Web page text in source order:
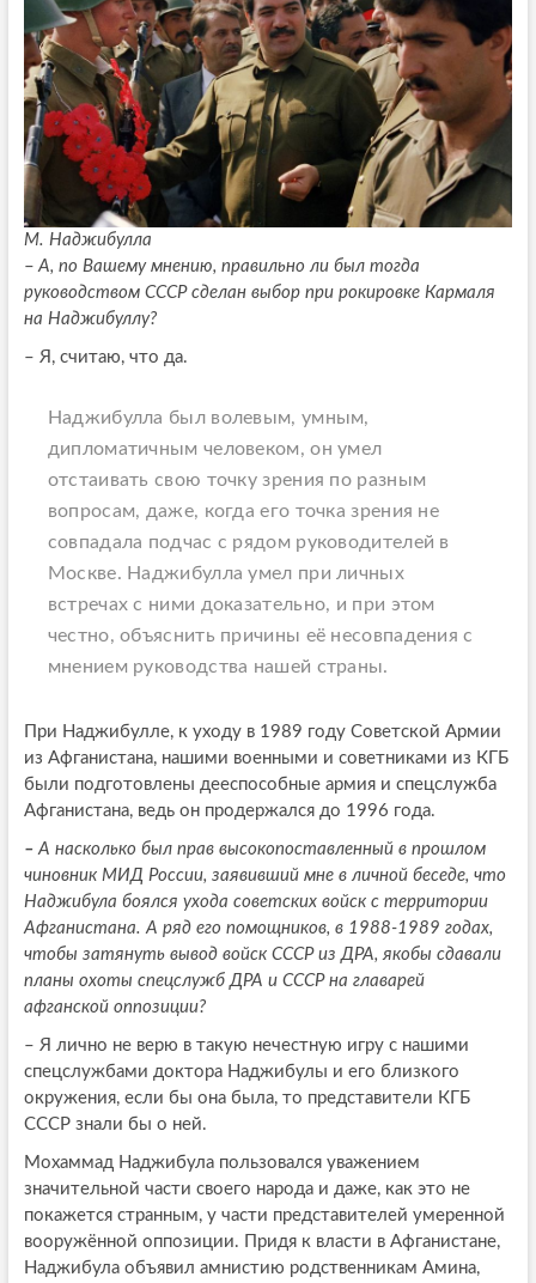
М. Наджибулла
– А, по Вашему мнению, правильно ли был тогда
руководством СССР сделан выбор при рокировке Кармаля
на Наджибуллу?
– Я, считаю, что да.
Наджибулла был волевым, умным,
дипломатичным человеком, он умел
отстаивать свою точку зрения по разным
вопросам, даже, когда его точка зрения не
совпадала подчас с рядом руководителей в
Москве. Наджибулла умел при личных
встречах с ними доказательно, и при этом
честно, объяснить причины её несовпадения с
мнением руководства нашей страны.
При Наджибулле, к уходу в 1989 году Советской Армии
из Афганистана, нашими военными и советниками из КГБ
были подготовлены дееспособные армия и спецслужба
Афганистана, ведь он продержался до 1996 года.
– А насколько был прав высокопоставленный в прошлом
чиновник МИД России, заявивший мне в личной беседе, что
Наджибула боялся ухода советских войск с территории
Афганистана. А ряд его помощников, в 1988-1989 годах,
чтобы затянуть вывод войск СССР из ДРА, якобы сдавали
планы охоты спецслужб ДРА и СССР на главарей
афганской оппозиции?
– Я лично не верю в такую нечестную игру с нашими
спецслужбами доктора Наджибулы и его близкого
окружения, если бы она была, то представители КГБ
СССР знали бы о ней.
Мохаммад Наджибула пользовался уважением
значительной части своего народа и даже, как это не
покажется странным, у части представителей умеренной
вооружённой оппозиции. Придя к власти в Афганистане,
Наджибула объявил амнистию родственникам Амина,